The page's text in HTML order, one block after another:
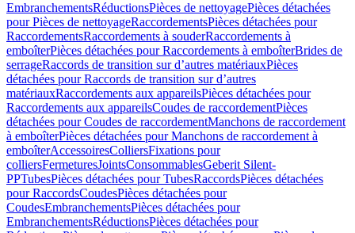
EmbranchementsRéductionsPièces de nettoyagePièces détachées
pour Pièces de nettoyageRaccordementsPièces détachées pour
RaccordementsRaccordements à souderRaccordements à
emboîterPièces détachées pour Raccordements à emboîterBrides de
serrageRaccords de transition sur d’autres matériauxPièces
détachées pour Raccords de transition sur d’autres
matériauxRaccordements aux appareilsPièces détachées pour
Raccordements aux appareilsCoudes de raccordementPièces
détachées pour Coudes de raccordementManchons de raccordement
à emboîterPièces détachées pour Manchons de raccordement à
emboîterAccessoiresColliersFixations pour
colliersFermeturesJointsConsommablesGeberit Silent-
PPTubesPièces détachées pour TubesRaccordsPièces détachées
pour RaccordsCoudesPièces détachées pour
CoudesEmbranchementsPièces détachées pour
EmbranchementsRéductionsPièces détachées pour